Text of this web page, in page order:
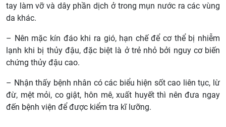
tay làm vỡ và dây phần dịch ở trong mụn nước ra các vùng
da khác.
– Nên mặc kín đáo khi ra gió, hạn chế để cơ thể bị nhiễm
lạnh khi bị thủy đậu, đặc biệt là ở trẻ nhỏ bởi nguy cơ biến
chứng thủy đậu cao.
– Nhận thấy bệnh nhân có các biểu hiện sốt cao liên tục, lừ
đừ, mệt mỏi, co giật, hôn mê, xuất huyết thì nên đưa ngay
đến bệnh viện để được kiểm tra kĩ lưỡng.